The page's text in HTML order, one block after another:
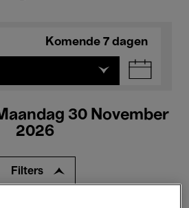
Komende 7 dagen
30 November
2026
Filters